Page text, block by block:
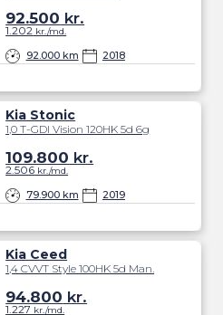
92.000 km 2018
92.500 kr.
1.202 kr./md.
Kia Stonic
1,0 T-GDI Vision 120HK 5d 6g
79.900 km 2019
109.800 kr.
2.506 kr./md.
Kia Ceed
1,4 CVVT Style 100HK 5d Man.
94.800 kr.
1.227 kr./md.